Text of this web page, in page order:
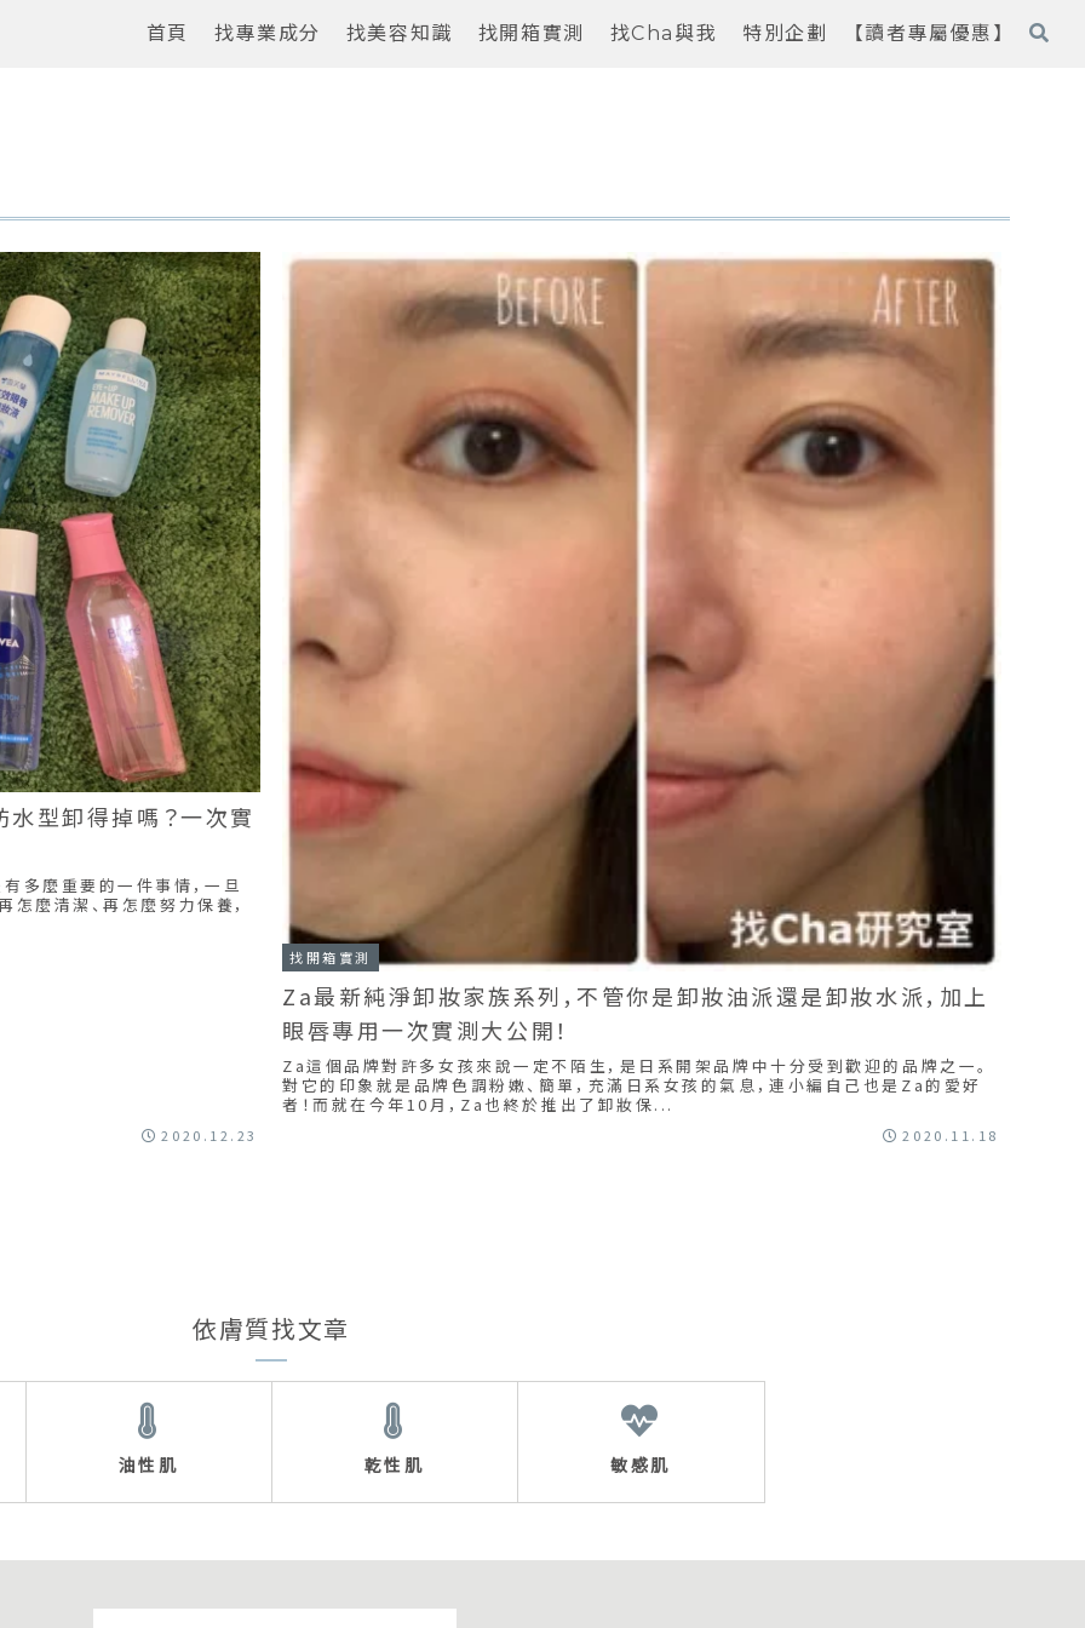
首頁 找專業成分 找美容知識 找開箱實測 找Cha與我 特別企劃 【讀者專屬優惠】
型卸得掉嗎？一次實
多麼重要的一件事情，一旦
麼清潔、再怎麼努力保養，
2020.12.23
找開箱實測
Za最新純淨卸妝家族系列，不管你是卸妝油派還是卸妝水派，加上
眼唇專用一次實測大公開！
Za這個品牌對許多女孩來說一定不陌生，是日系開架品牌中十分受到歡迎的品牌之一。
對它的印象就是品牌色調粉嫩、簡單，充滿日系女孩的氣息，連小編自己也是Za的愛好
者！而就在今年10月，Za也終於推出了卸妝保...
2020.11.18
依膚質找文章
油性肌 乾性肌 敏感肌